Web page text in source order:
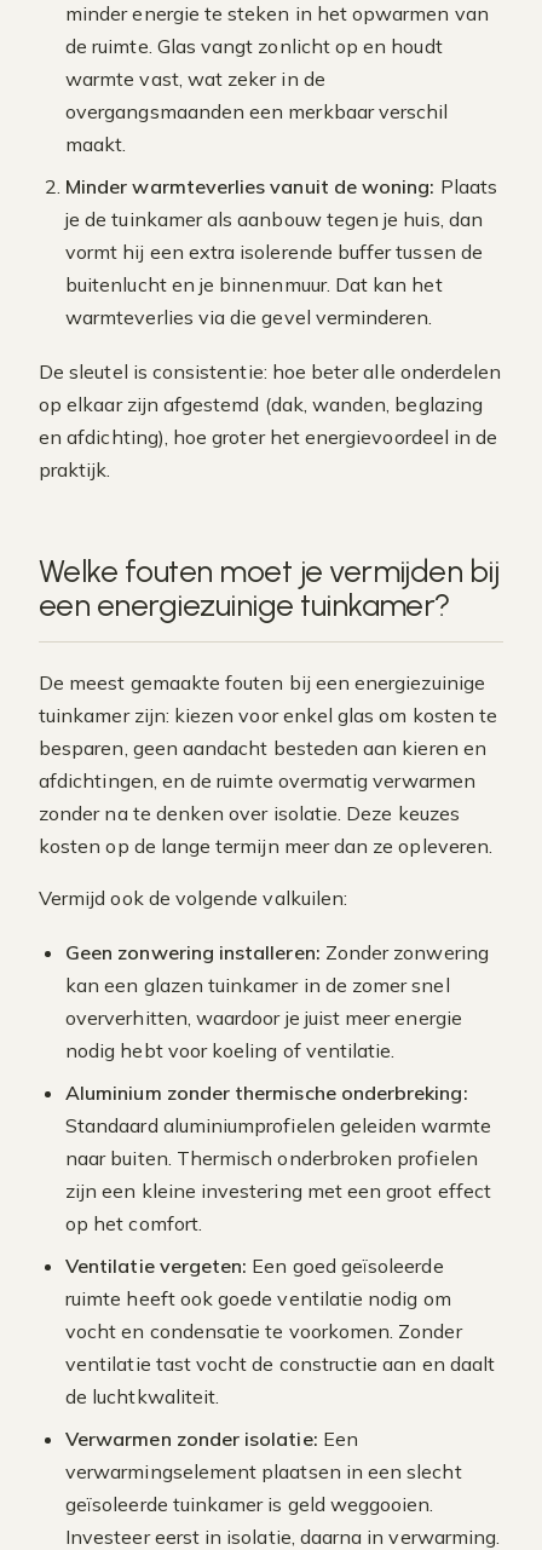
minder energie te steken in het opwarmen van
de ruimte. Glas vangt zonlicht op en houdt
warmte vast, wat zeker in de
overgangsmaanden een merkbaar verschil
maakt.
Minder warmteverlies vanuit de woning: Plaats
je de tuinkamer als aanbouw tegen je huis, dan
vormt hij een extra isolerende buffer tussen de
buitenlucht en je binnenmuur. Dat kan het
warmteverlies via die gevel verminderen.
De sleutel is consistentie: hoe beter alle onderdelen
op elkaar zijn afgestemd (dak, wanden, beglazing
en afdichting), hoe groter het energievoordeel in de
praktijk.
Welke fouten moet je vermijden bij
een energiezuinige tuinkamer?
De meest gemaakte fouten bij een energiezuinige
tuinkamer zijn: kiezen voor enkel glas om kosten te
besparen, geen aandacht besteden aan kieren en
afdichtingen, en de ruimte overmatig verwarmen
zonder na te denken over isolatie. Deze keuzes
kosten op de lange termijn meer dan ze opleveren.
Vermijd ook de volgende valkuilen:
Geen zonwering installeren: Zonder zonwering
kan een glazen tuinkamer in de zomer snel
oververhitten, waardoor je juist meer energie
nodig hebt voor koeling of ventilatie.
Aluminium zonder thermische onderbreking:
Standaard aluminiumprofielen geleiden warmte
naar buiten. Thermisch onderbroken profielen
zijn een kleine investering met een groot effect
op het comfort.
Ventilatie vergeten: Een goed geïsoleerde
ruimte heeft ook goede ventilatie nodig om
vocht en condensatie te voorkomen. Zonder
ventilatie tast vocht de constructie aan en daalt
de luchtkwaliteit.
Verwarmen zonder isolatie: Een
verwarmingselement plaatsen in een slecht
geïsoleerde tuinkamer is geld weggooien.
Investeer eerst in isolatie, daarna in verwarming.